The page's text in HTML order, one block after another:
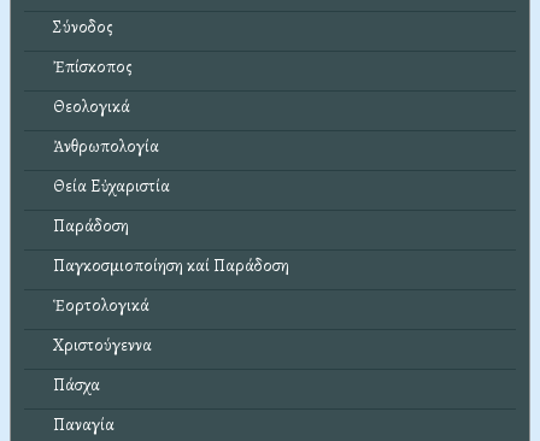
Σύνοδος
Ἐπίσκοπος
Θεολογικά
Ἀνθρωπολογία
Θεία Εὐχαριστία
Παράδοση
Παγκοσμιοποίηση καί Παράδοση
Ἑορτολογικά
Χριστούγεννα
Πάσχα
Παναγία